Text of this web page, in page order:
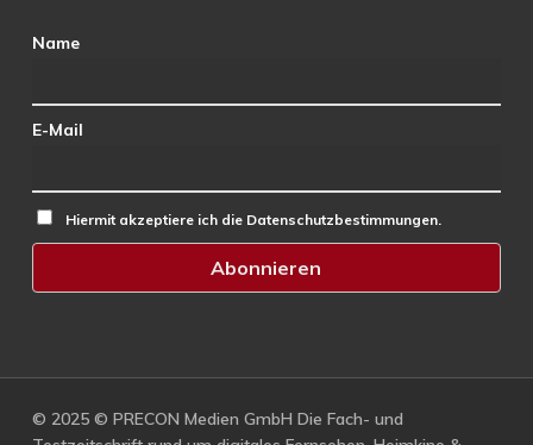
Name
E-Mail
Hiermit akzeptiere ich die Datenschutzbestimmungen.
© 2025 © PRECON Medien GmbH Die Fach- und